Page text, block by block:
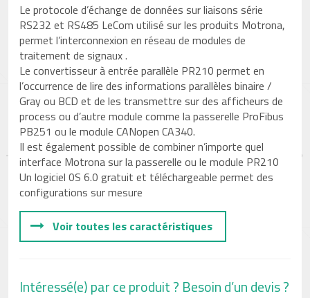
Le protocole d’échange de données sur liaisons série
RS232 et RS485 LeCom utilisé sur les produits Motrona,
permet l’interconnexion en réseau de modules de
traitement de signaux .
Le convertisseur à entrée parallèle PR210 permet en
l’occurrence de lire des informations parallèles binaire /
Gray ou BCD et de les transmettre sur des afficheurs de
process ou d’autre module comme la passerelle ProFibus
PB251 ou le module CANopen CA340.
Il est également possible de combiner n’importe quel
interface Motrona sur la passerelle ou le module PR210
Un logiciel 0S 6.0 gratuit et téléchargeable permet des
configurations sur mesure
Voir toutes les caractéristiques
Intéressé(e) par ce produit ? Besoin d’un devis ?